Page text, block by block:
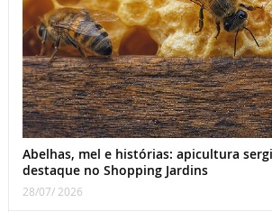
Abelhas, mel e histórias: apicultura
destaque no Shopping Jardins
28/07/ 2026